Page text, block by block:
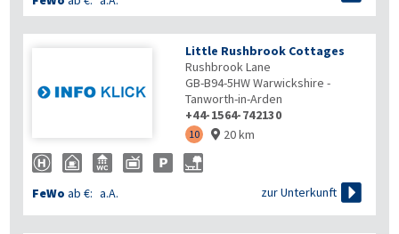
Little Rushbrook Cottages
Rushbrook Lane
GB-B94-5HWWarwickshire -
Tanworth-in-Arden
+44-1564-742130
10  20 km
FeWo ab €: a.A. zur Unterkunft 